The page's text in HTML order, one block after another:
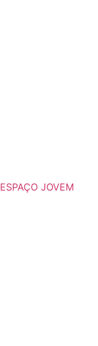
ESPAÇO JOVEM